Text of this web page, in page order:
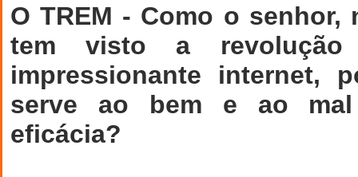
O TREM - Como o senhor,
tem visto a revolução
impressionante internet,
serve ao bem e ao
eficácia?